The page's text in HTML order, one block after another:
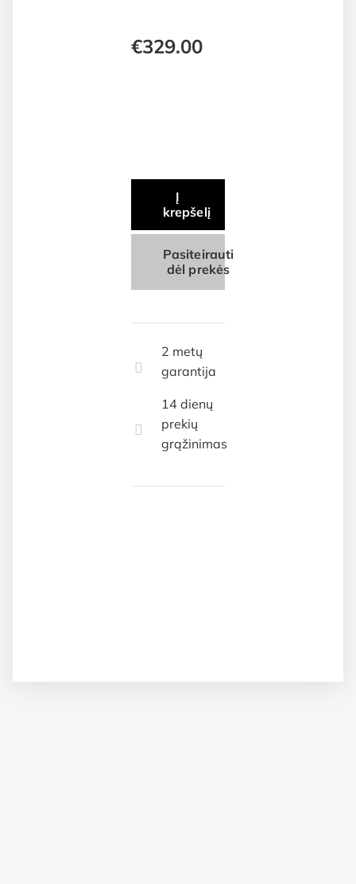
€329.00
Į
krepšelį
Pasiteirauti
dėl prekės
2 metų
garantija
14 dienų
prekių
grąžinimas